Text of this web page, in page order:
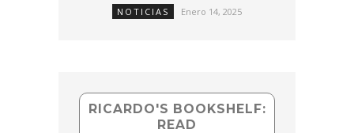
NOTICIAS Enero 14, 2025
RICARDO'S BOOKSHELF:
READ